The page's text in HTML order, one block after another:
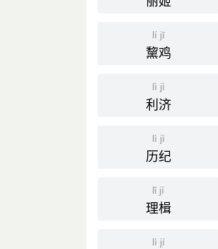
lí jī
黧鸡
lì jì
利济
lì jì
历纪
lǐ jí
理楫
lì jí